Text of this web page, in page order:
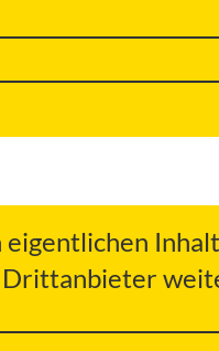
eigentlichen
Drittanbieter